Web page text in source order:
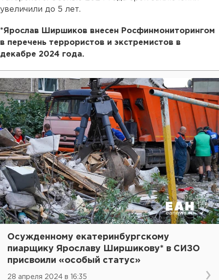
увеличили до 5 лет.
*Ярослав Ширшиков внесен Росфинмониторингом
в перечень террористов и экстремистов в
декабре 2024 года.
Осужденному екатеринбургскому
пиарщику Ярославу Ширшикову* в СИЗО
присвоили «особый статус»
28 апреля 2024 в 16:35